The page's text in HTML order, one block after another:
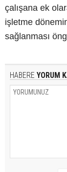
çalışana ek
işletme
sağlanması
HABERE YORUM